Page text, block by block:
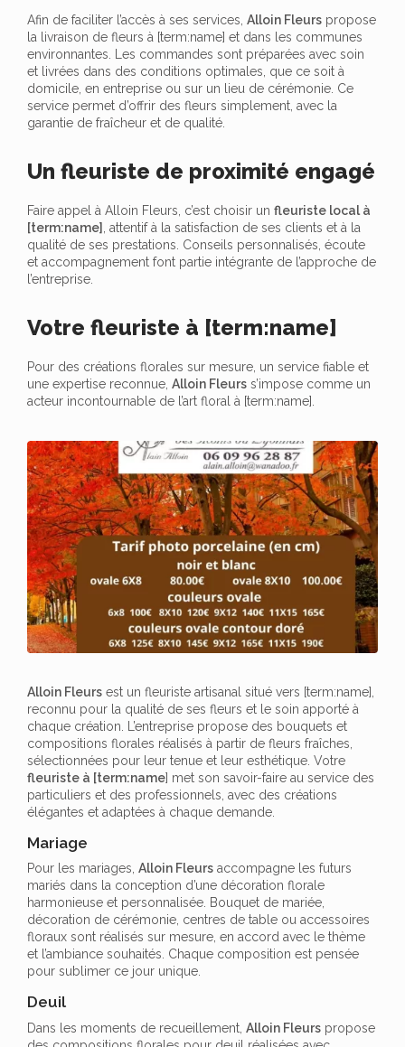
Afin de faciliter l’accès à ses services, Alloin Fleurs propose
la livraison de fleurs à [term:name] et dans les communes
environnantes. Les commandes sont préparées avec soin
et livrées dans des conditions optimales, que ce soit à
domicile, en entreprise ou sur un lieu de cérémonie. Ce
service permet d’offrir des fleurs simplement, avec la
garantie de fraîcheur et de qualité.
Un fleuriste de proximité engagé
Faire appel à Alloin Fleurs, c’est choisir un fleuriste local à
[term:name]
, attentif à la satisfaction de ses clients et à la
qualité de ses prestations. Conseils personnalisés, écoute
et accompagnement font partie intégrante de l’approche de
l’entreprise.
Votre fleuriste à [term:name]
Pour des créations florales sur mesure, un service fiable et
une expertise reconnue, Alloin Fleurs s’impose comme un
acteur incontournable de l’art floral à [term:name].
Alloin Fleurs est un fleuriste artisanal situé vers [term:name],
reconnu pour la qualité de ses fleurs et le soin apporté à
chaque création. L’entreprise propose des bouquets et
compositions florales réalisés à partir de fleurs fraîches,
sélectionnées pour leur tenue et leur esthétique. Votre
fleuriste à [term:name] met son savoir-faire au service des
particuliers et des professionnels, avec des créations
élégantes et adaptées à chaque demande.
Mariage
Pour les mariages, Alloin Fleurs accompagne les futurs
mariés dans la conception d’une décoration florale
harmonieuse et personnalisée. Bouquet de mariée,
décoration de cérémonie, centres de table ou accessoires
floraux sont réalisés sur mesure, en accord avec le thème
et l’ambiance souhaités. Chaque composition est pensée
pour sublimer ce jour unique.
Deuil
Dans les moments de recueillement, Alloin Fleurs propose